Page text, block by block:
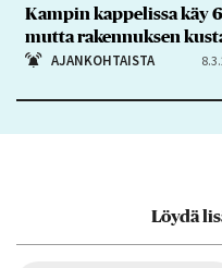
Kampin kappelissa käy
mutta rakennuksen
AJANKOHTAISTA
Löydä